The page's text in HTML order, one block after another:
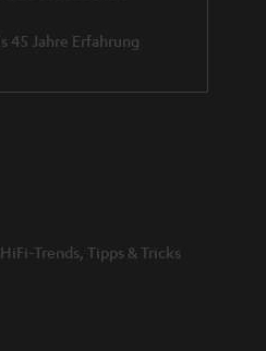
45 Jahre Erfahrung
Trends, Tipps & Tricks